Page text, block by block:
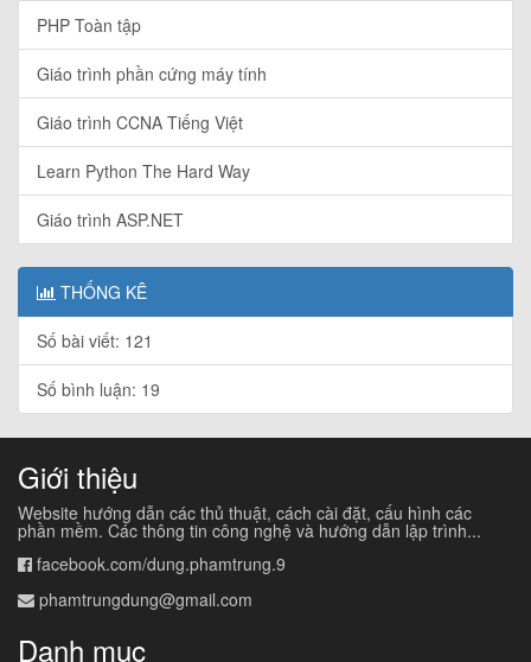
PHP Toàn tập
Giáo trình phần cứng máy tính
Giáo trình CCNA Tiếng Việt
Learn Python The Hard Way
Giáo trình ASP.NET
THỐNG KÊ
Số bài viết: 121
Số bình luận: 19
Giới thiệu
Website hướng dẫn các thủ thuật, cách cài đặt, cấu hình các
phần mềm. Các thông tin công nghệ và hướng dẫn lập trình...
facebook.com/dung.phamtrung.9
phamtrungdung@gmail.com
Danh mục